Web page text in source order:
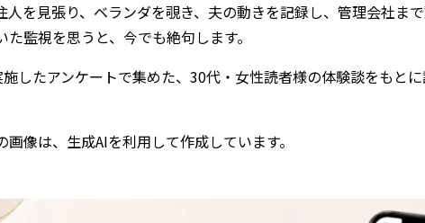
人を見張り、ベランダを覗き、夫の動きを記録し、管理会社ま
監視を思うと、今でも絶句します。
したアンケートで集めた、30代・女性読者様の体験談をもと
像は、生成AIを利用して作成しています。